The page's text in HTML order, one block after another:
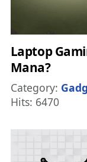
Laptop
Mana?
Details
Category:
Hits: 6470